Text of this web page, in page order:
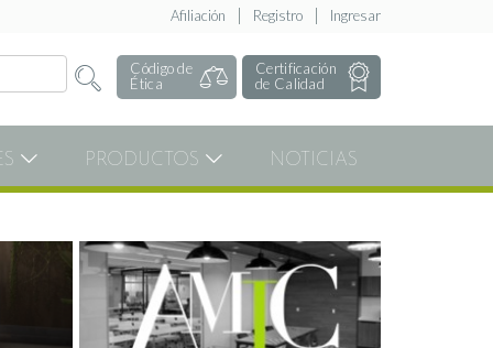
Ingresar
Registro
Afiliación
Código de
Ética
Certificación
de Calidad
PRODUCTOS NOTICIAS